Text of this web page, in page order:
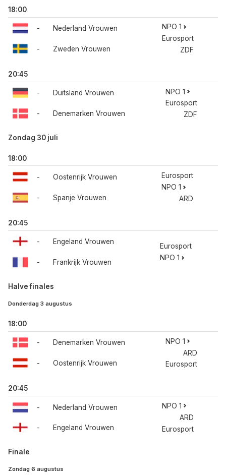
18:00
-
-
Nederland Vrouwen
Zweden Vrouwen
NPO 1
Eurosport
ZDF
20:45
-
-
Duitsland Vrouwen
Denemarken Vrouwen
NPO 1
Eurosport
ZDF
Zondag 30 juli
18:00
-
-
Oostenrijk Vrouwen
Spanje Vrouwen
Eurosport
NPO 1
ARD
20:45
-
-
Engeland Vrouwen
Frankrijk Vrouwen
Eurosport
NPO 1
Halve finales
Donderdag 3 augustus
18:00
-
-
Denemarken Vrouwen
Oostenrijk Vrouwen
NPO 1
ARD
Eurosport
20:45
-
-
Nederland Vrouwen
Engeland Vrouwen
NPO 1
ARD
Eurosport
Finale
Zondag 6 augustus